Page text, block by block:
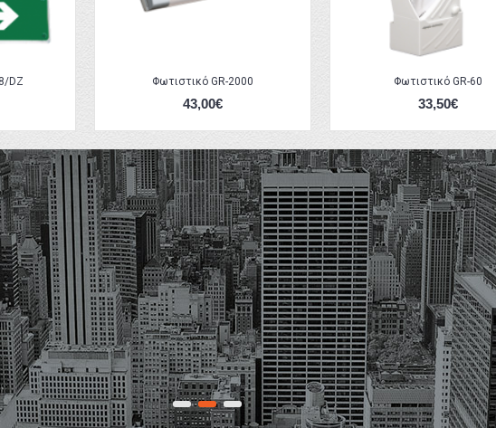
DZ Φωτιστικό GR-2000
43,00€
Φωτιστικό GR-60
33,50€
Knox Safety, συνδυάσαμε άριστη ποιότητα στις
Management (www.e-management.gr)
1 2 3